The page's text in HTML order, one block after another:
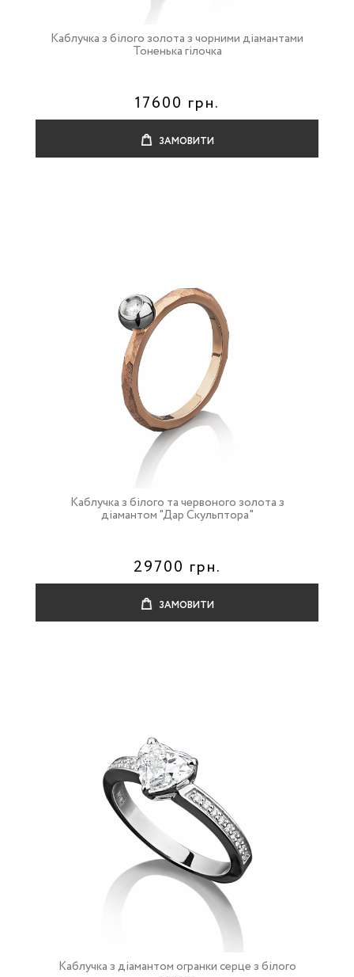
Каблучка з білого золота з чорними діамантами
Тоненька гілочка
17600 грн.
ЗАМОВИТИ
Каблучка з білого та червоного золота з
діамантом "Дар Скульптора"
29700 грн.
ЗАМОВИТИ
Каблучка з діамантом огранки серце з білого